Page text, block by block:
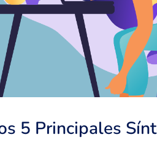
5 Principales